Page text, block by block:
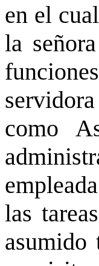
en el
la
como
las
asumido